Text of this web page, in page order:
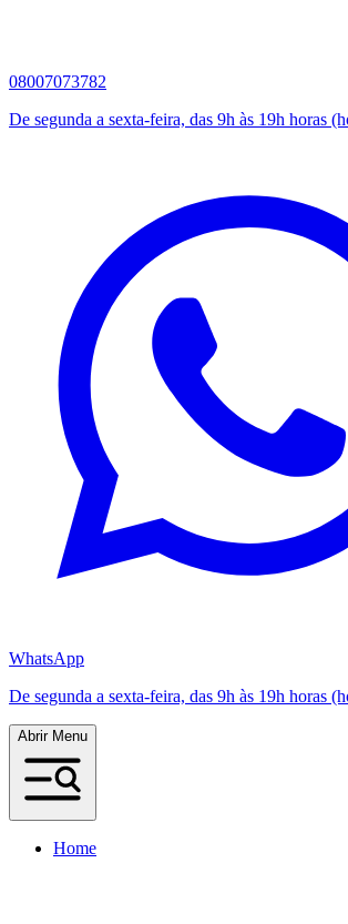
08007073782
De segunda a sexta-feira, das 9h às 19h horas
WhatsApp
De segunda a sexta-feira, das 9h às 19h horas
Abrir Menu
Home